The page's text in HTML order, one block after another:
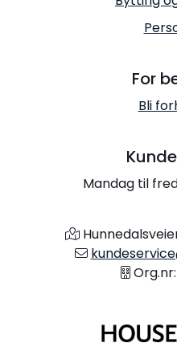
For
Bli
Mandag til
Org.nr: